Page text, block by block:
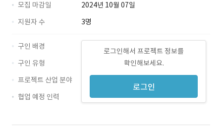
모집 마감일
2024년 10월 07일
지원자 수
3명
로그인해서 프로젝트 정보를
확인해보세요.
로그인
구인 배경
구인 유형
프로젝트 산업 분야
협업 예정 인력